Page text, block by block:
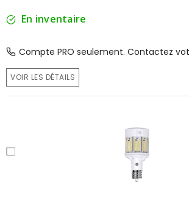
En inventaire
Compte PRO seulement. Contactez
VOIR LES DÉTAILS